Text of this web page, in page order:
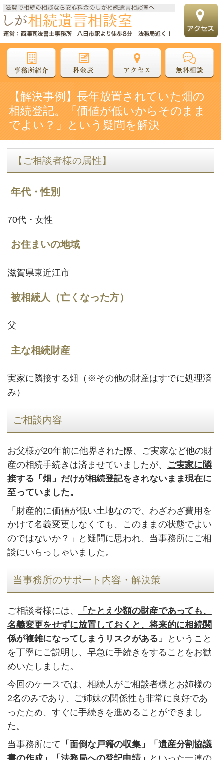
【解決事例】長年放置されていた畑の
相続登記。「価値が低いからそのまま
でよい？」という疑問を解決
【ご相談者様の属性】
年代・性別
70代・女性
お住まいの地域
滋賀県東近江市
被相続人（亡くなった方）
父
主な相続財産
実家に隣接する畑（※その他の財産はすでに処理済
み）
ご相談内容
お父様が20年前に他界された際、ご実家など他の財
産の相続手続きは済ませていましたが、
ご実家に隣
接する「畑」だけが相続登記をされないまま現在に
至っていました。
「財産的に価値が低い土地なので、わざわざ費用を
かけて名義変更しなくても、このままの状態でよい
のではないか？」と疑問に思われ、当事務所にご相
談にいらっしゃいました。
当事務所のサポート内容・解決策
ご相談者様には、
「たとえ少額の財産であっても、
名義変更をせずに放置しておくと、将来的に相続関
係が複雑になってしまうリスクがある」
ということ
を丁寧にご説明し、早急に手続きをすることをお勧
めいたしました。
今回のケースでは、相続人がご相談者様とお姉様の
2名のみであり、ご姉妹の関係性も非常に良好であ
ったため、すぐに手続きを進めることができまし
た。
当事務所にて 「面倒な戸籍の収集」「遺産分割協議